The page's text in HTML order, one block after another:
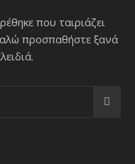
που ταιριάζει
προσπαθήστε ξανά